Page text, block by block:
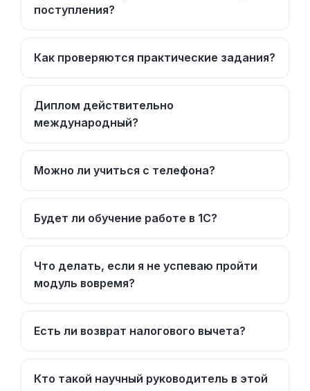
поступления?
Как проверяются практические задания?
Диплом действительно
международный?
Можно ли учиться с телефона?
Будет ли обучение работе в 1С?
Что делать, если я не успеваю пройти
модуль вовремя?
Есть ли возврат налогового вычета?
Кто такой научный руководитель в этой